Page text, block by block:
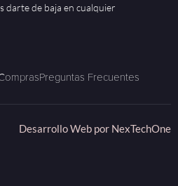
darte de baja en cualquier
Preguntas Frecuentes
Desarrollo Web por NexTechOne